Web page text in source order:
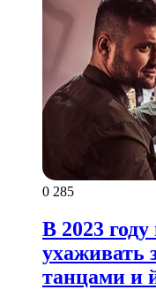
0 285
В 2023
ухаживать
танцами и